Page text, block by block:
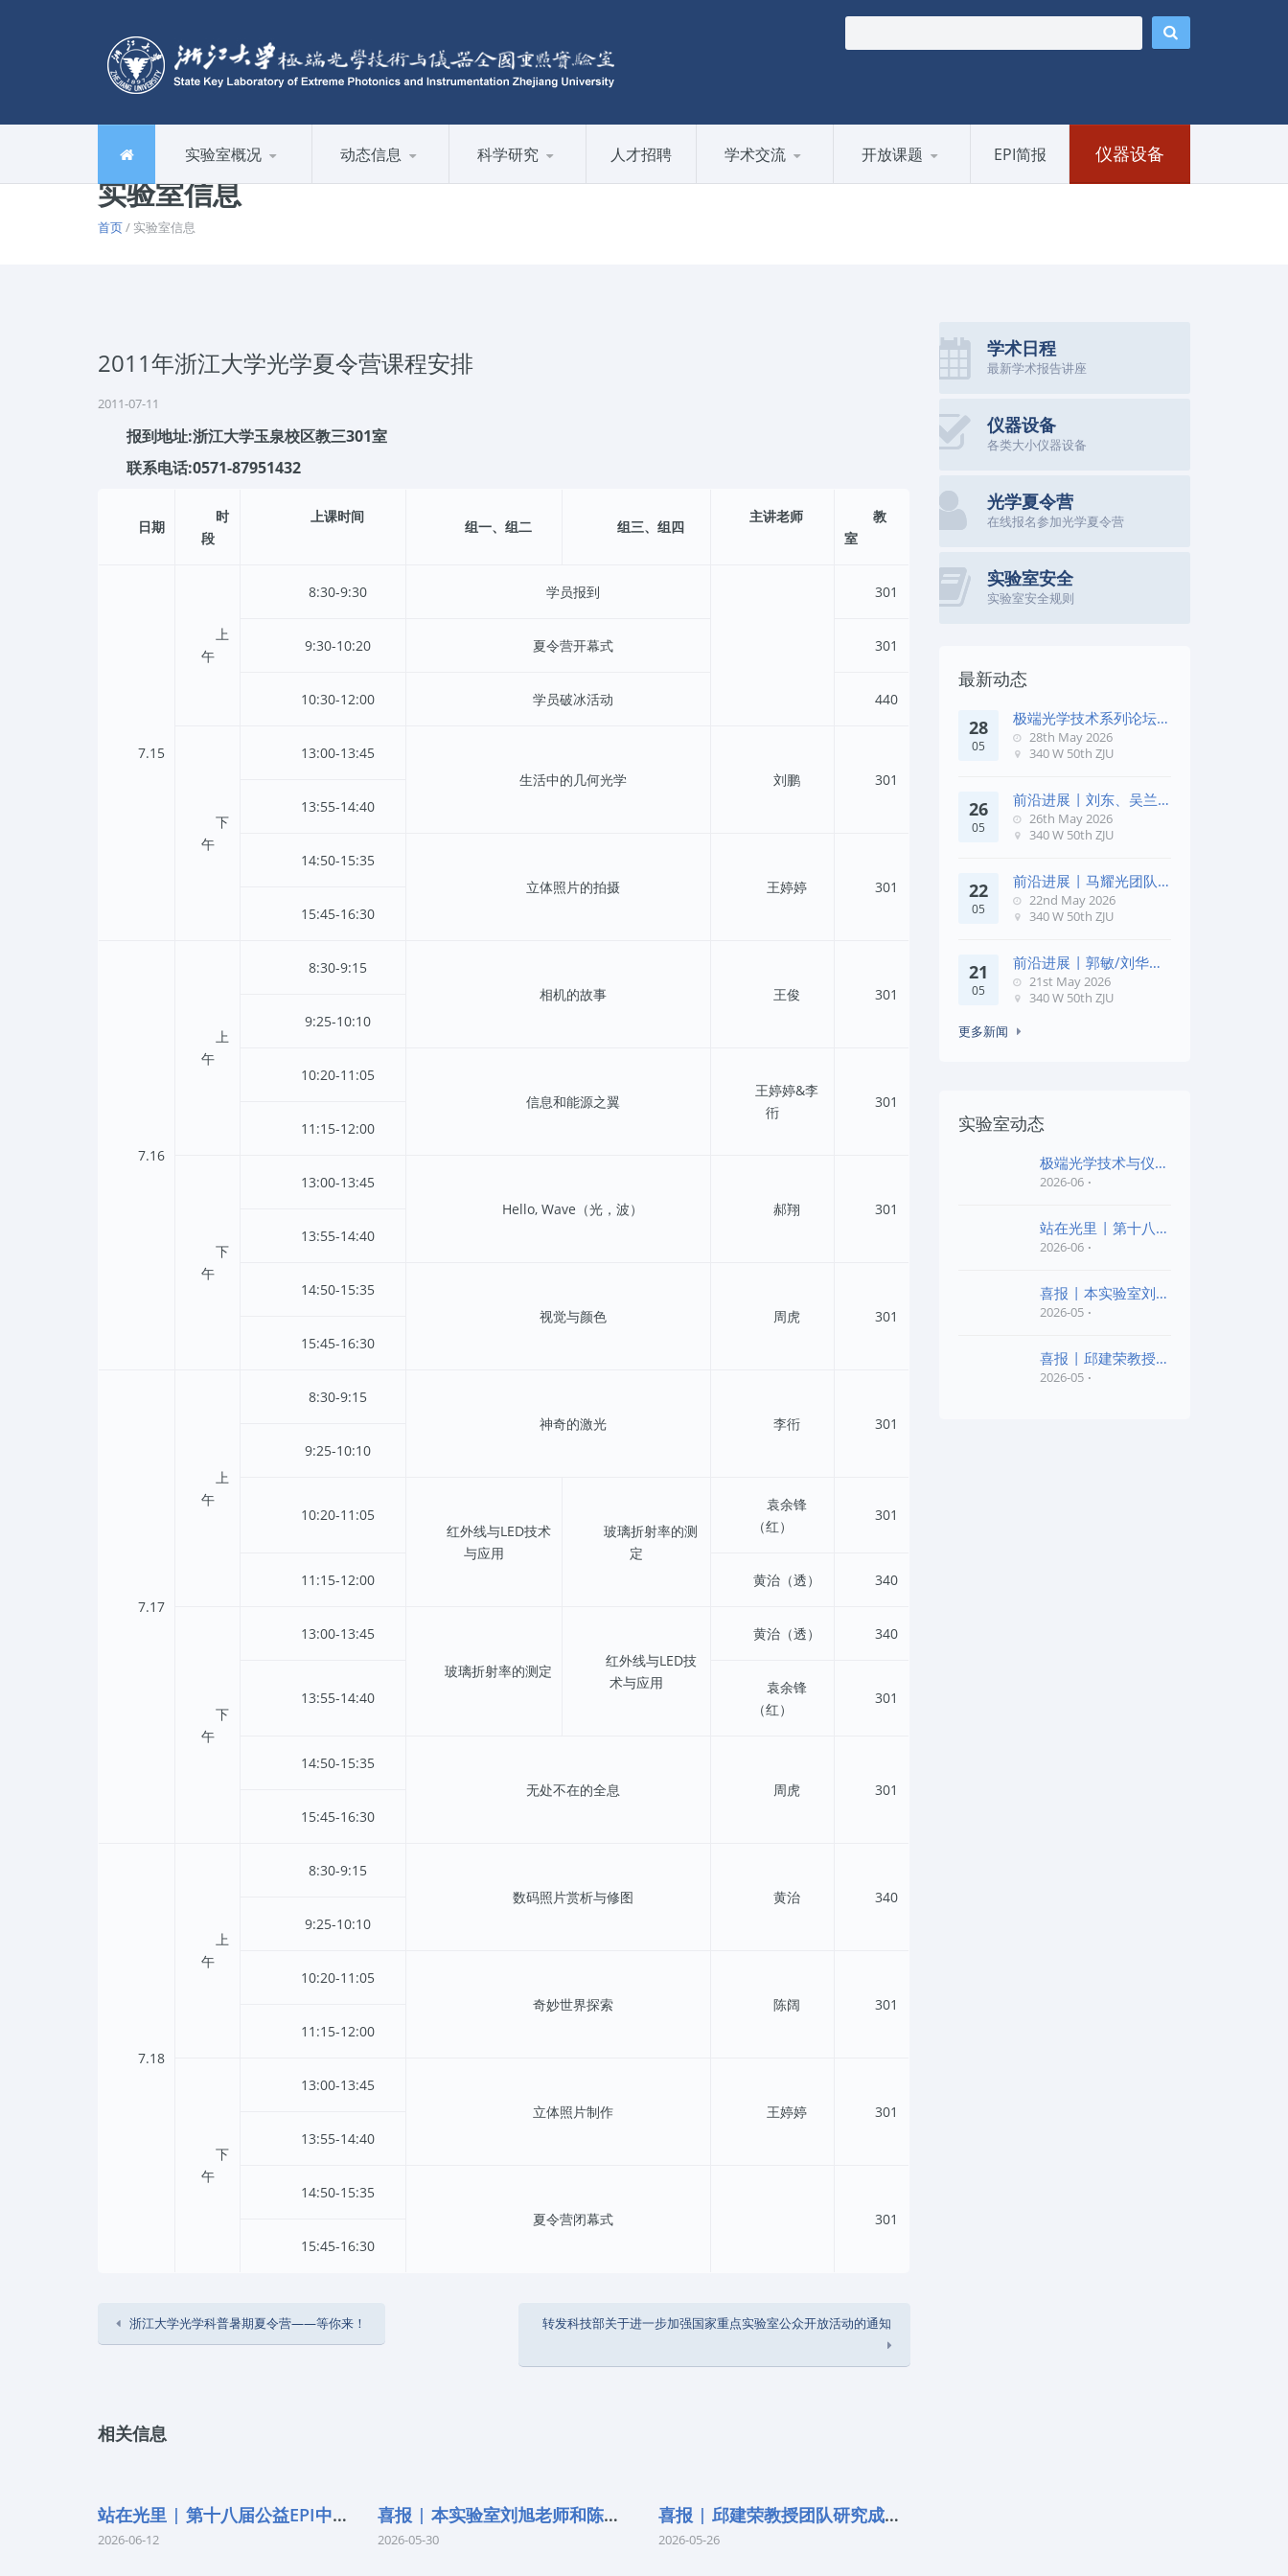
实验室概况 动态信息 科学研究 人才招聘 学术交流 开放课题 EPI简报 仪器设备
实验室信息
首页/ 实验室信息
2011年浙江大学光学夏令营课程安排
2011-07-11
报到地址:浙江大学玉泉校区教三301室
联系电话:0571-87951432
日期
时
段
上课时间
组一、组二 组三、组四
主讲老师
教
室
7.15
上
午
8:30-9:30 学员报到 301
9:30-10:20 夏令营开幕式 301
10:30-12:00 学员破冰活动 440
下
午
13:00-13:45
生活中的几何光学
刘鹏
301
13:55-14:40
14:50-15:35
立体照片的拍摄
王婷婷
301
15:45-16:30
7.16
上
午
8:30-9:15
相机的故事
王俊
301
9:25-10:10
10:20-11:05
信息和能源之翼
王婷婷&李
衎
301
11:15-12:00
下
午
13:00-13:45
Hello, Wave（光，波）
郝翔
301
13:55-14:40
14:50-15:35
视觉与颜色
周虎
301
15:45-16:30
7.17
上
午
8:30-9:15
神奇的激光
李衎
301
9:25-10:10
10:20-11:05
红外线与LED技术
与应用
玻璃折射率的测
定
袁余锋
（红）
301
11:15-12:00 黄治（透） 340
下
午
13:00-13:45
玻璃折射率的测定
红外线与LED技
术与应用
黄治（透） 340
13:55-14:40
袁余锋
（红）
301
14:50-15:35
无处不在的全息
周虎
301
15:45-16:30
7.18
上
午
8:30-9:15
数码照片赏析与修图
黄治
340
9:25-10:10
10:20-11:05
奇妙世界探索
陈阔
301
11:15-12:00
下
午
13:00-13:45
立体照片制作
王婷婷
301
13:55-14:40
14:50-15:35
夏令营闭幕式
301
15:45-16:30
浙江大学光学科普暑期夏令营——等你来！ 转发科技部关于进一步加强国家重点实验室公众开放活动的通知
相关信息
站在光里 | 第十八届公益EPI中学生光
2026-06-12
喜报 | 本实验室刘旭老师和陈红胜老师荣
2026-05-30
喜报 | 邱建荣教授团队研究成果入选20
2026-05-26
学术日程
最新学术报告讲座
仪器设备
各类大小仪器设备
光学夏令营
在线报名参加光学夏令营
实验室安全
实验室安全规则
最新动态
28
05
极端光学技术系列论坛第
五十七期
28th May 2026
340 W 50th ZJU
26
05
前沿进展 | 刘东、吴兰
团队在《Remote Sens. E
26th May 2026
340 W 50th ZJU
22
05
前沿进展 | 马耀光团队
在《Optica》发文：突破
几何相位
22nd May 2026
340 W 50th ZJU
21
05
前沿进展 | 郭敏/刘华锋
团队在《Nature
Commun
21st May 2026
340 W 50th ZJU
更多新闻
实验室动态
极端光学技术与仪器
全国重点实验室第四
2026-06
站在光里 | 第十八届
公益EPI中学生光
2026-06
喜报 | 本实验室刘旭
老师和陈红胜老师荣
2026-05
喜报 | 邱建荣教授团
队研究成果入选20
2026-05